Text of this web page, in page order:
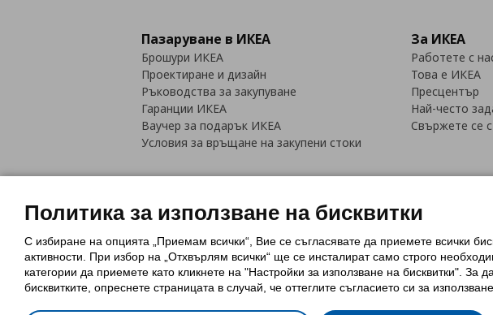
Пазаруване в ИКЕА
Брошури ИКЕА
Проектиране и дизайн
Ръководства за закупуване
Гаранции ИКЕА
Ваучер за подарък ИКЕА
Условия за връщане на закупени стоки
За ИКЕА
Работете с
Това е ИКЕА
Пресцентър
Най-често
Свържете се
Политика за използване на бисквитки (Cookies)Избор на
Обща политика за личните данни
Политика за защита на
Политика за защита на лични данни на програма IKEA Family
Политика за използване на бисквитки
С избиране на опцията „Приемам всички“, Вие се съгласявате да приемете всички
активности. При избор на „Отхвърлям всички“ ще се инсталират само строго
категории да приемете като кликнете на "Настройки за използване на бисквитки".
бисквитките, опреснете страницата в случай, че оттеглите съгласието си за